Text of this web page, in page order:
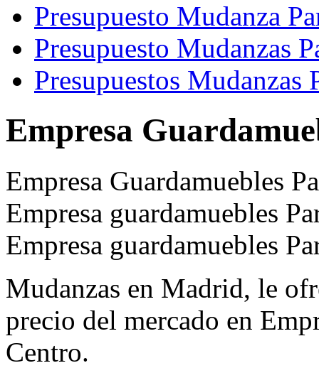
Presupuesto Mudanza
Presupuesto Mudanzas
Presupuestos Mudanzas
Empresa
Empresa Guardamuebles
Empresa guardamuebles
Empresa guardamuebles
Mudanzas en Madrid, le
precio del mercado en
Centro.